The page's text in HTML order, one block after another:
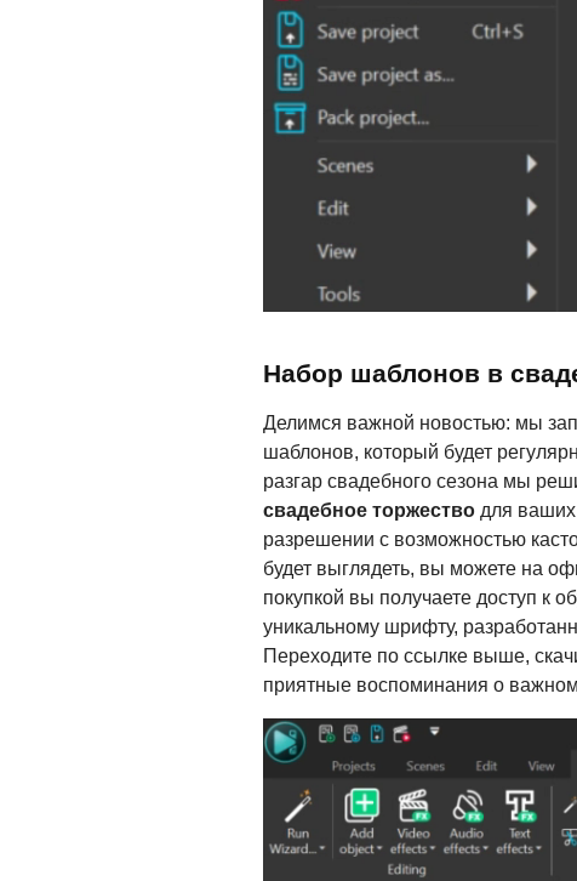
Набор шаблонов в
Делимся важной новостью: мы
шаблонов, который будет
разгар свадебного сезона мы
свадебное торжество для
разрешении с возможностью
будет выглядеть, вы можете на
покупкой вы получаете доступ к
уникальному шрифту,
Переходите по ссылке выше,
приятные воспоминания о